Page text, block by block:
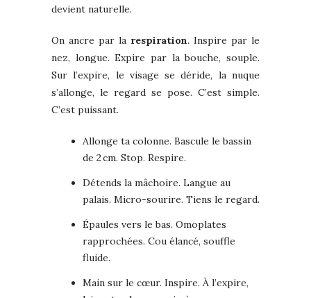
devient naturelle.
On ancre par la respiration. Inspire par le
nez, longue. Expire par la bouche, souple.
Sur l’expire, le visage se déride, la nuque
s’allonge, le regard se pose. C’est simple.
C’est puissant.
Allonge ta colonne. Bascule le bassin
de 2 cm. Stop. Respire.
Détends la mâchoire. Langue au
palais. Micro-sourire. Tiens le regard.
Épaules vers le bas. Omoplates
rapprochées. Cou élancé, souffle
fluide.
Main sur le cœur. Inspire. À l’expire,